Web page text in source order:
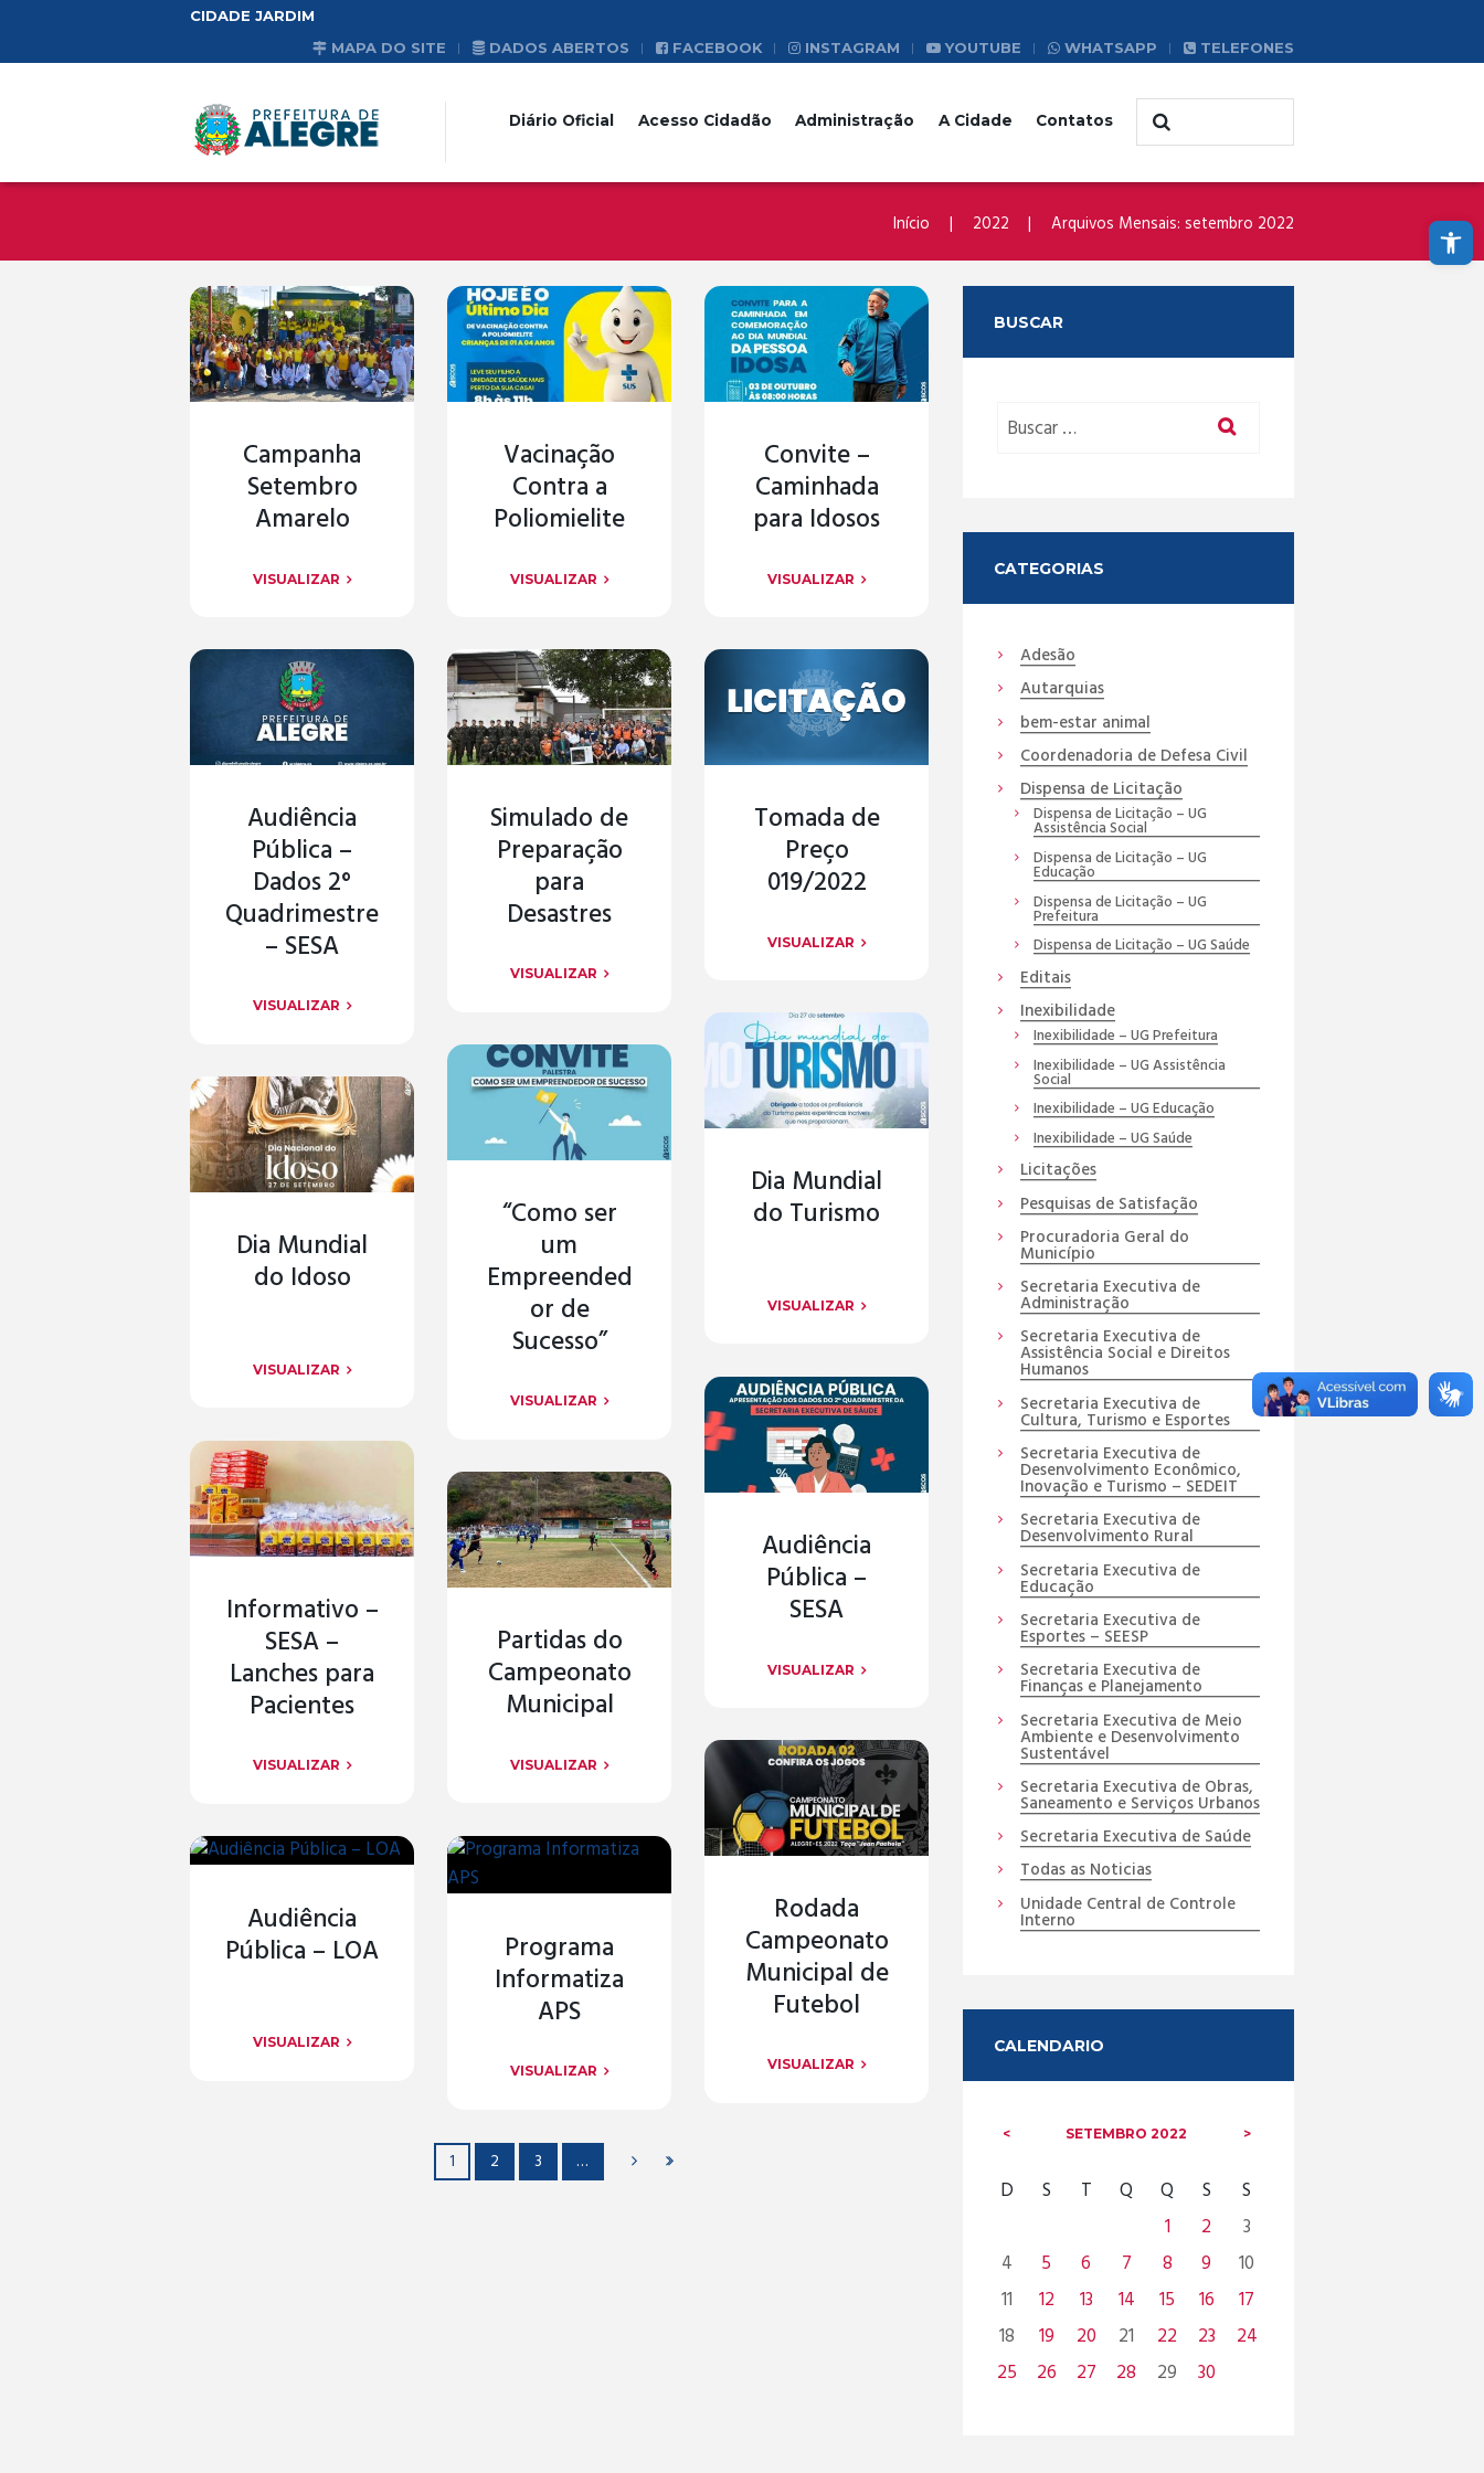
Abrir a barra de ferramentas
CIDADE JARDIM
MAPA DO SITE
DADOS ABERTOS FACEBOOK INSTAGRAM YOUTUBE WHATSAPP TELEFONES
Diário Oficial Acesso Cidadão Administração A Cidade Contatos
Início 2022 Arquivos Mensais: setembro 2022
Campanha
Setembro
Amarelo
VISUALIZAR
Vacinação
Contra a
Poliomielite
VISUALIZAR
Convite –
Caminhada
para Idosos
VISUALIZAR
Audiência
Pública –
Dados 2°
Quadrimestre
– SESA
VISUALIZAR
Simulado de
Preparação
para
Desastres
VISUALIZAR
Tomada de
Preço
019/2022
VISUALIZAR
Dia Mundial
do Turismo
VISUALIZAR
“Como ser
um
Empreended
or de
Sucesso”
VISUALIZAR
Dia Mundial
do Idoso
VISUALIZAR
Audiência
Pública –
SESA
VISUALIZAR
Informativo –
SESA –
Lanches para
Pacientes
VISUALIZAR
Partidas do
Campeonato
Municipal
VISUALIZAR
Rodada
Campeonato
Municipal de
Futebol
VISUALIZAR
Audiência
Pública – LOA
VISUALIZAR
Programa
Informatiza
APS
VISUALIZAR
1 2 3 …
BUSCAR
CATEGORIAS
Adesão
Autarquias
bem-estar animal
Coordenadoria de Defesa Civil
Dispensa de Licitação
Dispensa de Licitação – UG
Assistência Social
Dispensa de Licitação – UG
Educação
Dispensa de Licitação – UG
Prefeitura
Dispensa de Licitação – UG Saúde
Editais
Inexibilidade
Inexibilidade – UG Prefeitura
Inexibilidade – UG Assistência
Social
Inexibilidade – UG Educação
Inexibilidade – UG Saúde
Licitações
Pesquisas de Satisfação
Procuradoria Geral do
Município
Secretaria Executiva de
Administração
Secretaria Executiva de
Assistência Social e Direitos
Humanos
Secretaria Executiva de
Cultura, Turismo e Esportes
Secretaria Executiva de
Desenvolvimento Econômico,
Inovação e Turismo – SEDEIT
Secretaria Executiva de
Desenvolvimento Rural
Secretaria Executiva de
Educação
Secretaria Executiva de
Esportes – SEESP
Secretaria Executiva de
Finanças e Planejamento
Secretaria Executiva de Meio
Ambiente e Desenvolvimento
Sustentável
Secretaria Executiva de Obras,
Saneamento e Serviços Urbanos
Secretaria Executiva de Saúde
Todas as Noticias
Unidade Central de Controle
Interno
CALENDARIO
SETEMBRO 2022
D S T Q Q S
S
1
2
3
4
5 6 7 8 9
10
11
12 13 14 15 16
17
18
19 20 21 22 23
24
25
26 27 28 29 30